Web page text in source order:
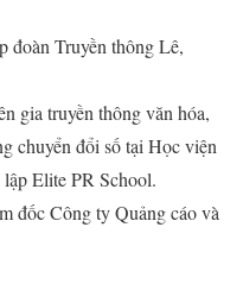
Truyền thông Lê,
gia truyền thông văn hóa,
chuyển đổi số tại Học viện
Elite PR School.
đốc Công ty Quảng cáo và